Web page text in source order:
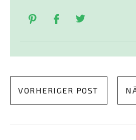
VORHERIGER POST